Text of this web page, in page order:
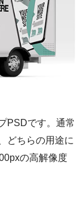
PSDです。通常
どちらの用途に
の高解像度